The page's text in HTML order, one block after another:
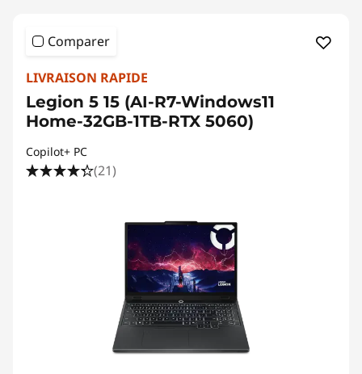
Comparer
LIVRAISON RAPIDE
Legion 5 15 (AI-R7-Windows11
Home-32GB-1TB-RTX 5060)
Copilot+ PC
(21)